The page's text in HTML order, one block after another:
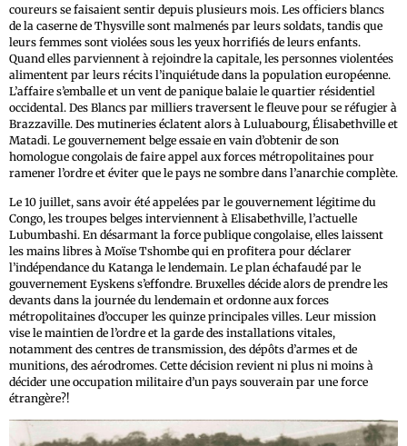
coureurs se faisaient sentir depuis plusieurs mois. Les officiers blancs
de la caserne de Thysville sont malmenés par leurs soldats, tandis que
leurs femmes sont violées sous les yeux horrifiés de leurs enfants.
Quand elles parviennent à rejoindre la capitale, les personnes violentées
alimentent par leurs récits l’inquiétude dans la population européenne.
L’affaire s’emballe et un vent de panique balaie le quartier résidentiel
occidental. Des Blancs par milliers traversent le fleuve pour se réfugier à
Brazzaville. Des mutineries éclatent alors à Luluabourg, Élisabethville et
Matadi. Le gouvernement belge essaie en vain d’obtenir de son
homologue congolais de faire appel aux forces métropolitaines pour
ramener l’ordre et éviter que le pays ne sombre dans l’anarchie complète.
Le 10 juillet, sans avoir été appelées par le gouvernement légitime du
Congo, les troupes belges interviennent à Elisabethville, l’actuelle
Lubumbashi. En désarmant la force publique congolaise, elles laissent
les mains libres à Moïse Tshombe qui en profitera pour déclarer
l’indépendance du Katanga le lendemain. Le plan échafaudé par le
gouvernement Eyskens s’effondre. Bruxelles décide alors de prendre les
devants dans la journée du lendemain et ordonne aux forces
métropolitaines d’occuper les quinze principales villes. Leur mission
vise le maintien de l’ordre et la garde des installations vitales,
notamment des centres de transmission, des dépôts d’armes et de
munitions, des aérodromes. Cette décision revient ni plus ni moins à
décider une occupation militaire d’un pays souverain par une force
étrangère?!